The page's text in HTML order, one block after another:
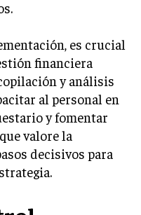
REGULACIONES
DE ESTUDIO
es crucial
financiera
y análisis
al personal en
y fomentar
valore la
decisivos para